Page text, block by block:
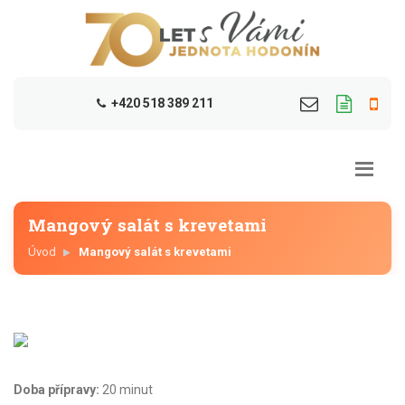
+420 518 389 211
Mangový salát s krevetami
Úvod Mangový salát s krevetami
Doba přípravy: 20 minut